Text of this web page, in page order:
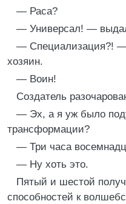
— Раса?
— Универсал! —
— Специализация?! —
хозяин.
— Воин!
Создатель
— Эх, а я уж было
трансформации?
— Три часа
— Ну хоть это.
Пятый и шестой
способностей к